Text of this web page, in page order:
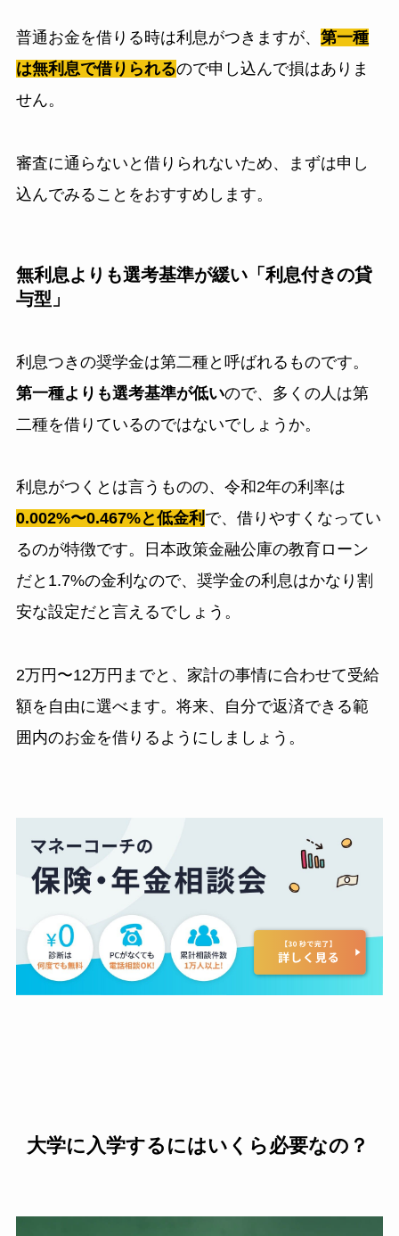
普通お金を借りる時は利息がつきますが、 第一種
は無利息で借りられるので申し込んで損はありま
せん。
審査に通らないと借りられないため、まずは申し
込んでみることをおすすめします。
無利息よりも選考基準が緩い「利息付きの貸
与型」
利息つきの奨学金は第二種と呼ばれるものです。
第一種よりも選考基準が低いので、多くの人は第
二種を借りているのではないでしょうか。
利息がつくとは言うものの、令和2年の利率は
0.002%〜0.467%と低金利 で、借りやすくなってい
るのが特徴です。日本政策金融公庫の教育ローン
だと1.7%の金利なので、奨学金の利息はかなり割
安な設定だと言えるでしょう。
2万円〜12万円までと、家計の事情に合わせて受給
額を自由に選べます。将来、自分で返済できる範
囲内のお金を借りるようにしましょう。
大学に入学するにはいくら必要なの？